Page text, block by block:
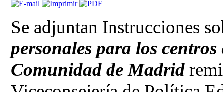
Se adjuntan Instrucciones
personales para los
Comunidad de Madrid